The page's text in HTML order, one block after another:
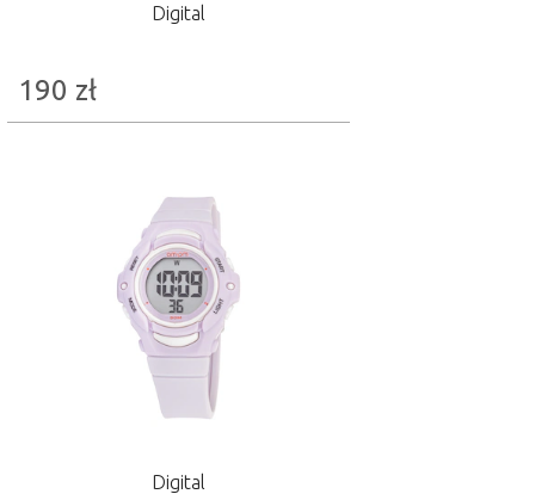
Digital
190 zł
Digital